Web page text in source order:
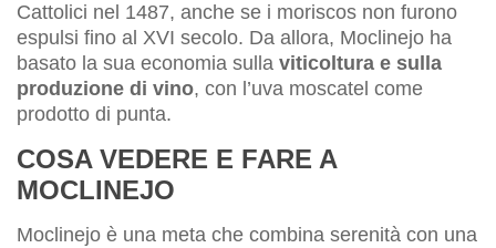
Cattolici nel 1487, anche se i moriscos non furono
espulsi fino al XVI secolo. Da allora, Moclinejo ha
basato la sua economia sulla viticoltura e sulla
produzione di vino, con l’uva moscatel come
prodotto di punta.
COSA VEDERE E FARE A
MOCLINEJO
Moclinejo è una meta che combina serenità con una